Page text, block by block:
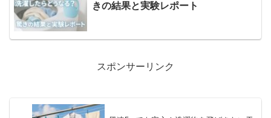
きの結果と実験レポート
スポンサーリンク